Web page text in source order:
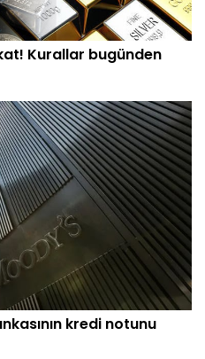
Kurallar bugünden
kredi notunu